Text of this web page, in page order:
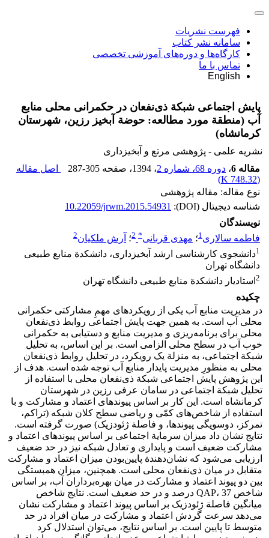
فهرست نشریات
سامانه نشر کتاب
کارگاه‌ها و دوره‌های آموزشی تخصصی
تماس با ما
English
پایش اجتماعی شبکة ذی‌نفعان در حکمرانی محلی منابع
آب (منطقة مورد مطالعه: حوضة آبخیز رزین، شهرستان
کرمانشاه)
نشریه علمی - پژوهشی مرتع و آبخیزداری
مقاله 6
، دوره 68، شماره 2 ، 1394 ، صفحه 287-305
اصل مقاله
(
748.32 K
)
نوع مقاله: مقاله پژوهشی
شناسه دیجیتال (DOI):
10.22059/jrwm.2015.54931
نویسندگان
فاطمه سالاری1؛ مهدی قربانی*
2؛ آرش ملکیان2
1دانشجوی کارشناسی ارشد آبخیزداری، دانشکدة منابع طبیعی
دانشگاه تهران
2 استادیار دانشکدة منابع طبیعی دانشگاه تهران
چکیده
در مدیریت منابع آب یکی از رویکردهای مهم‌ِ مشارکتی حکمرانی
محلی آب است. به همین جهت پایش اجتماعی روابط ذی‌نفعان
محلی برای برنامه‌ریزی و مدیریت منابع و دستیابی به حکمرانی
خوب آب در سطح محلی الزامی است. بر این اساس، به تحلیل
شبکة اجتماعی، به منزلة یک رویکرد، در تحلیل روابط ذی‌نفعان
محلی به منظورِ مدیریت پایدار منابع آب توجه شده است. هدف از
این پژوهش پایش اجتماعی شبکة ذی‌نفعان محلی با استفاده از
تحلیل شبکة اجتماعی در سامان عرفی رزین در شهرستان
کرمانشاه است. این کار بر اساس پیوند‌های اعتماد و مشارکت و با
استفاده از شاخص‌های کمّی و ریاضی سطح کلان شبکه (تراکم،
تمرکز، دوسویگی پیوندها، و فاصلة ژئودزیک) صورت گرفته است.
نتایج نشان داد میزان سرمایة اجتماعی بر اساس پیوندهای اعتماد و
مشارکت ضعیف است و پایداری و تعادل شبکه نیز در حد ضعیف
ارزیابی می‌شود که نشان‌دهندة پایین‌بودن میزان اعتماد و مشارکت
متقابل در میان ذی‌نفعان محلی است. همچنین، میزان همبستگی
بین دو پیوند اعتماد و مشارکت در میان بهره‌برداران آب، بر اساس
شاخص QAP، 37 درصد و در حد ضعیف است. نتایج شاخص
میانگین فاصلة ژئودزیک بر اساس پیوند اعتماد و مشارکت نشان
می‌دهد سرعت گردش اعتماد و مشارکت در میان افراد در حد
متوسط تا پایین است. بر اساس نتایج، می‌توان استدلال کرد